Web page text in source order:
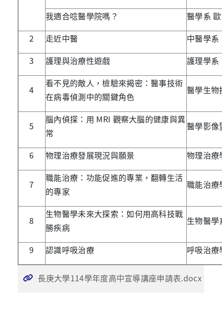
我適合唸醫學院嗎？
醫學系
2
走近中醫
中醫學
3
護理與治療性遊戲 護理學系
4
看不見的敵人，檢驗來揭密：醫事技術
在病毒偵測中的關鍵角色
醫學生物
5
腦內偵探：用 MRI 觀察大腦的健康與異
常
醫學影像
6 物理治療發展現況與願景 物理治療
7
職能治療：功能促進的專業，翻轉生活
的專家
職能治療
8
生物醫學未來大探索：如何用高科技戰
勝疾病
生物醫
9 認識呼吸治療 呼吸治
長庚大學114學年度高中宣導講座申請表.docx